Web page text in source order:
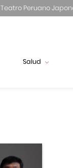
Teatro Peruano
Salud